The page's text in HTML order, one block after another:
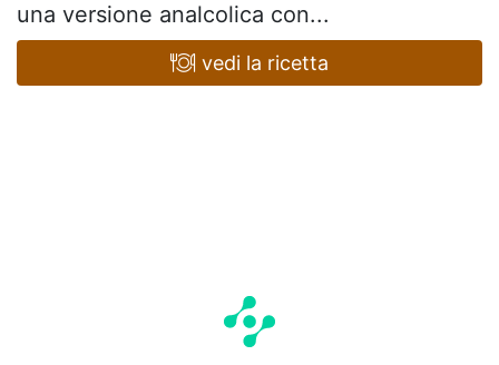
una versione analcolica con...
vedi la ricetta